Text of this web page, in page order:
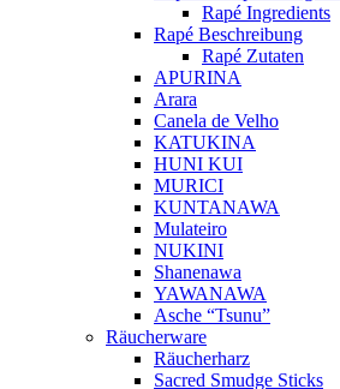
Rapé Ingredients
Rapé Beschreibung
Rapé Zutaten
APURINA
Arara
Canela de Velho
KATUKINA
HUNI KUI
MURICI
KUNTANAWA
Mulateiro
NUKINI
Shanenawa
YAWANAWA
Asche “Tsunu”
Räucherware
Räucherharz
Sacred Smudge Sticks